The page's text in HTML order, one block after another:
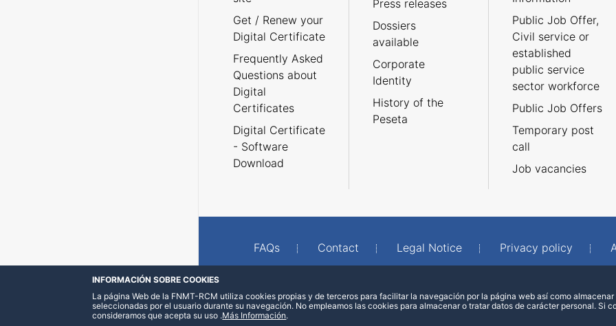
Get / Renew your
Digital Certificate
Frequently Asked
Questions about
Digital
Certificates
Digital Certificate
- Software
Download
Press releases
Dossiers
available
Corporate
Identity
History of the
Peseta
Public Job Offer,
Civil service or
established
public service
sector workforce
Public Job Offers
Temporary post
call
Job vacancies
FAQs Contact Legal Notice Privacy policy
INFORMACIÓN SOBRE COOKIES
La página Web de la FNMT-RCM utiliza cookies propias y de terceros para facilitar la navegación por la página web así como
seleccionadas por el usuario durante su navegación. No empleamos las cookies para almacenar o tratar datos de carácter personal. Si
consideramos que acepta su uso .Más Información.